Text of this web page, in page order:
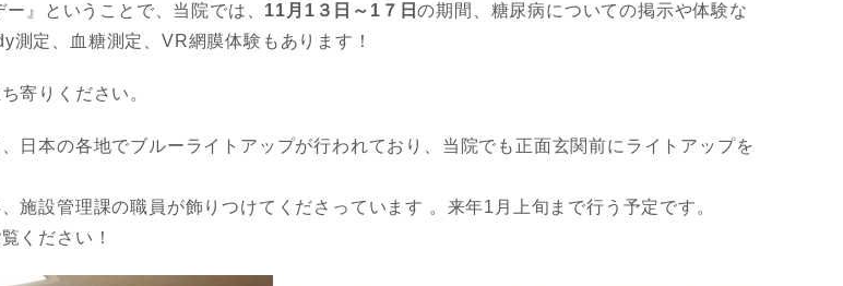
』ということで、当院では、 11月1３日～1７日の期間、糖尿病についての掲示や体験な
測定、血糖測定、VR網膜体験もあります！
寄りください。
日本の各地でブルーライトアップが行われており、当院でも正面玄関前にライトアップを
施設管理課の職員が飾りつけてくださっています 。来年1月上旬まで行う予定です。
ください！